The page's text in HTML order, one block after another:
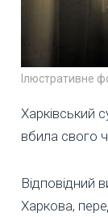
Ілюстративне
Харківський
вбила свого
Відповідний
Харкова,